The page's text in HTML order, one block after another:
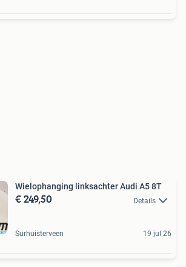
Wielophanging linksachter Audi A5 8T
€ 249,50 Details
Surhuisterveen 19 jul 26